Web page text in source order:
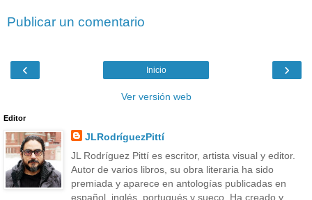
Publicar un comentario
‹ ›
Inicio
Ver versión web
Editor
JLRodríguezPittí
JL Rodríguez Pittí es escritor, artista visual y editor.
Autor de varios libros, su obra literaria ha sido
premiada y aparece en antologías publicadas en
español, inglés, portugués y sueco. Ha creado y